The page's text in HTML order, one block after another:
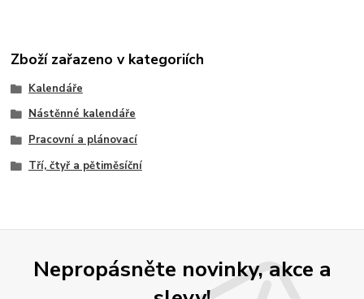
Zboží zařazeno v kategoriích
Kalendáře
Nástěnné kalendáře
Pracovní a plánovací
Tří, čtyř a pětiměsíční
Nepropásněte novinky, akce a